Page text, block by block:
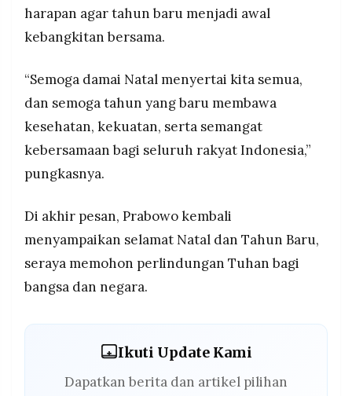
harapan agar tahun baru menjadi awal
kebangkitan bersama.
“Semoga damai Natal menyertai kita semua,
dan semoga tahun yang baru membawa
kesehatan, kekuatan, serta semangat
kebersamaan bagi seluruh rakyat Indonesia,”
pungkasnya.
Di akhir pesan, Prabowo kembali
menyampaikan selamat Natal dan Tahun Baru,
seraya memohon perlindungan Tuhan bagi
bangsa dan negara.
Ikuti Update Kami
Dapatkan berita dan artikel pilihan